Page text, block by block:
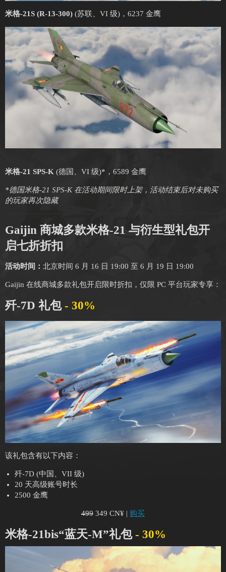
米格-21S (R-13-300) (苏联、VI 级)，6237 金鹰
米格-21 SPS-K (德国、VI 级)*，6589 金鹰
*德国米格-21 SPS-K 在活动期间限时上架，活动结束后对未购买
的玩家再次隐藏
Gaijin 商城多款米格-21 与衍生型礼包开
启七折折扣
活动时间： 北京时间 6 月 16 日 19:00 至 6 月 19 日 19:00
Gaijin 在线商城多款礼包开启限时折扣，仅限 PC 平台玩家专享：
歼-7D 礼包 - 30%
该礼包含有以下内容：
歼-7D (中国、VII 级)
20 天高级账号时长
2500 金鹰
499 349 CN¥ | 购买
米格-21bis“蓝天-M”礼包 - 30%